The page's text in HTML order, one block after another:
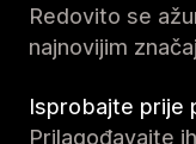
Redovito se
najnovijim
Isprobajte prije
Prilagođavajte